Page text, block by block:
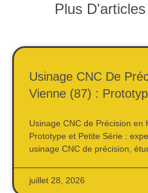
Plus
Usinage CNC De
Vienne (87) :
Usinage CNC de Précision en
Prototype et Petite Série :
usinage CNC de précision,
juillet 28, 2026